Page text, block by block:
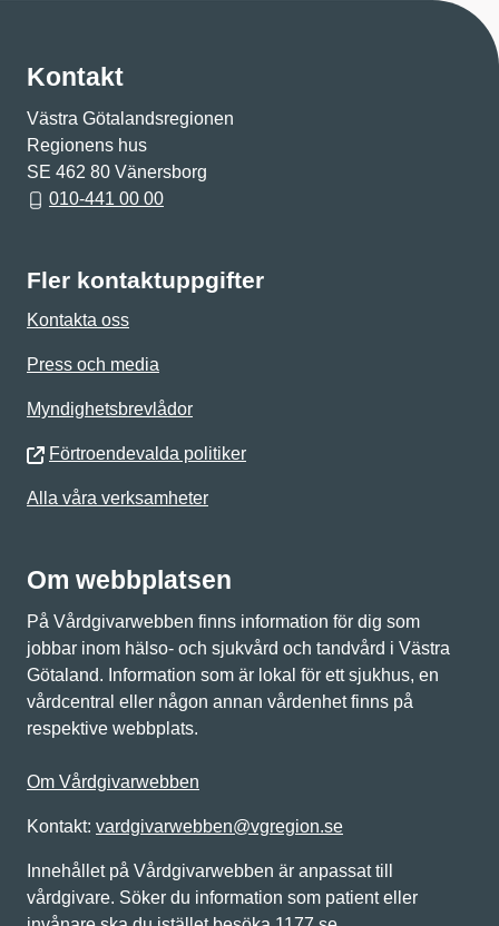
Kontakt
Västra Götalandsregionen
Regionens hus
SE 462 80 Vänersborg
010-441 00 00
Fler kontaktuppgifter
Kontakta oss
Press och media
Myndighetsbrevlådor
Förtroendevalda politiker
Alla våra verksamheter
Om webbplatsen
På Vårdgivarwebben finns information för dig som
jobbar inom hälso- och sjukvård och tandvård i Västra
Götaland. Information som är lokal för ett sjukhus, en
vårdcentral eller någon annan vårdenhet finns på
respektive webbplats.
Om Vårdgivarwebben
Kontakt: vardgivarwebben@vgregion.se
Innehållet på Vårdgivarwebben är anpassat till
vårdgivare. Söker du information som patient eller